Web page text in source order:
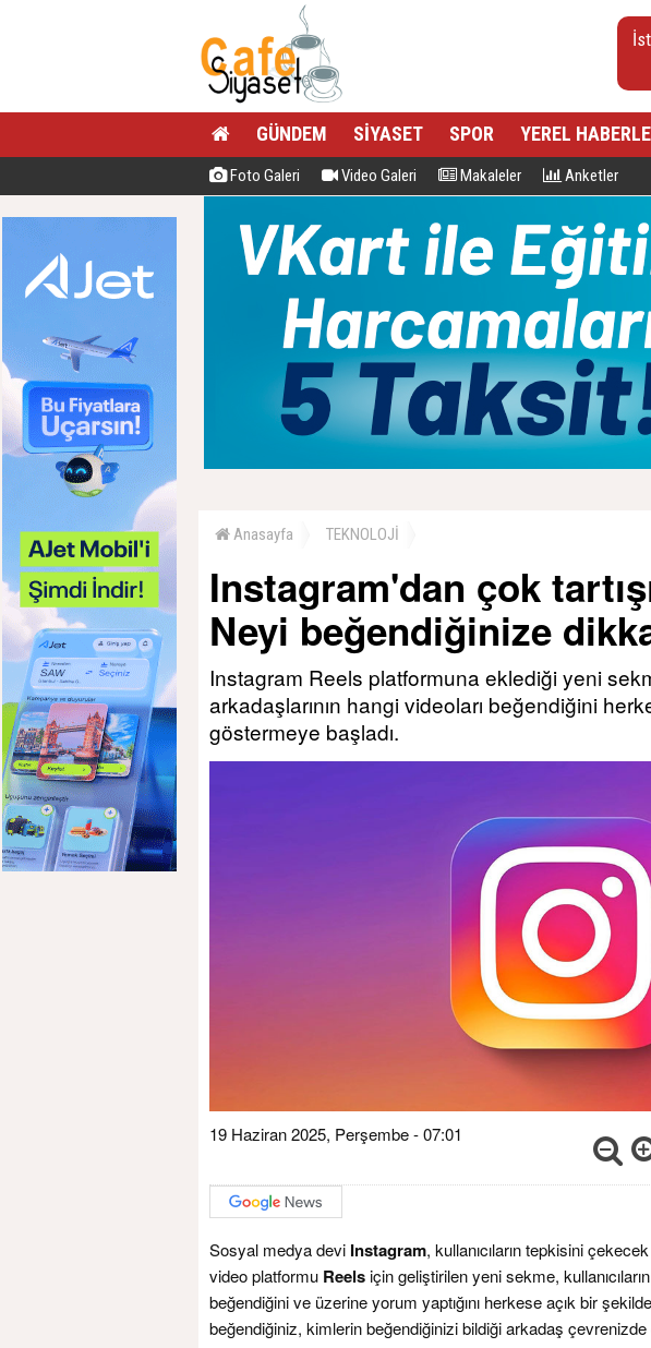
GÜNDEM SİYASET SPOR YEREL
Foto Galeri Video Galeri Makaleler Anketler
Anasayfa TEKNOLOJİ
Instagram'dan çok
Neyi beğendiğinize
Instagram Reels platformuna eklediği yeni
arkadaşlarının hangi videoları beğendiğini
göstermeye başladı.
19 Haziran 2025, Perşembe - 07:01
Sosyal medya devi Instagram, kullanıcıların tepkisini
video platformu Reelsiçin geliştirilen yeni sekme,
beğendiğini ve üzerine yorum yaptığını herkese açık bir
beğendiğiniz, kimlerin beğendiğinizi bildiği arkadaş